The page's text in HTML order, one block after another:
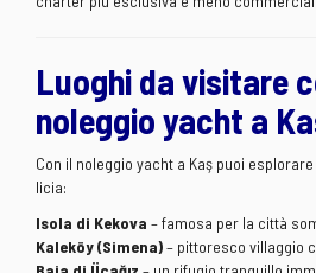
Luoghi da visitare
noleggio yacht a
Con il noleggio yacht a Kaş puoi
licia:
Isola di Kekova – famosa per la città
Kaleköy (Simena)– pittoresco villaggio